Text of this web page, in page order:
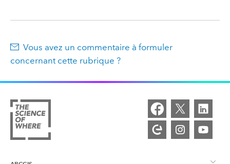
Vous avez un commentaire à formuler
concernant cette rubrique ?